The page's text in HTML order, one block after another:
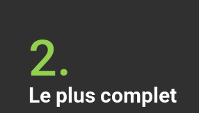
2.
Le plus complet